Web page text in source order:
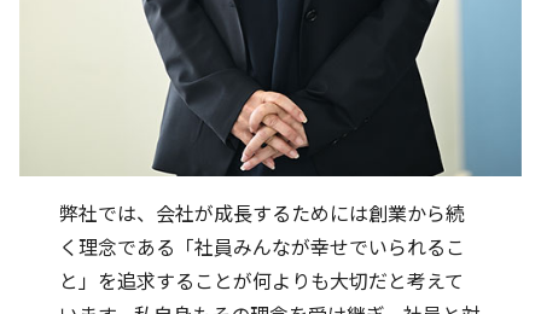
弊社では、会社が成長するためには創業から続
く理念である「社員みんなが幸せでいられるこ
と」を追求することが何よりも大切だと考えて